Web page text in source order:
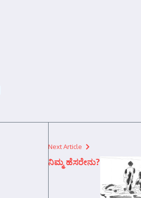
Next Article
ನಿಮ್ಮ ಹೆಸರೇನು?